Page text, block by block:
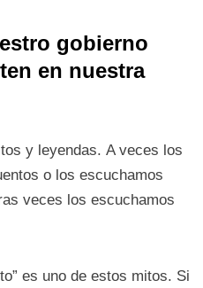
gobierno
en nuestra
y leyendas. A veces los
o los escuchamos
veces los escuchamos
es uno de estos mitos. Si